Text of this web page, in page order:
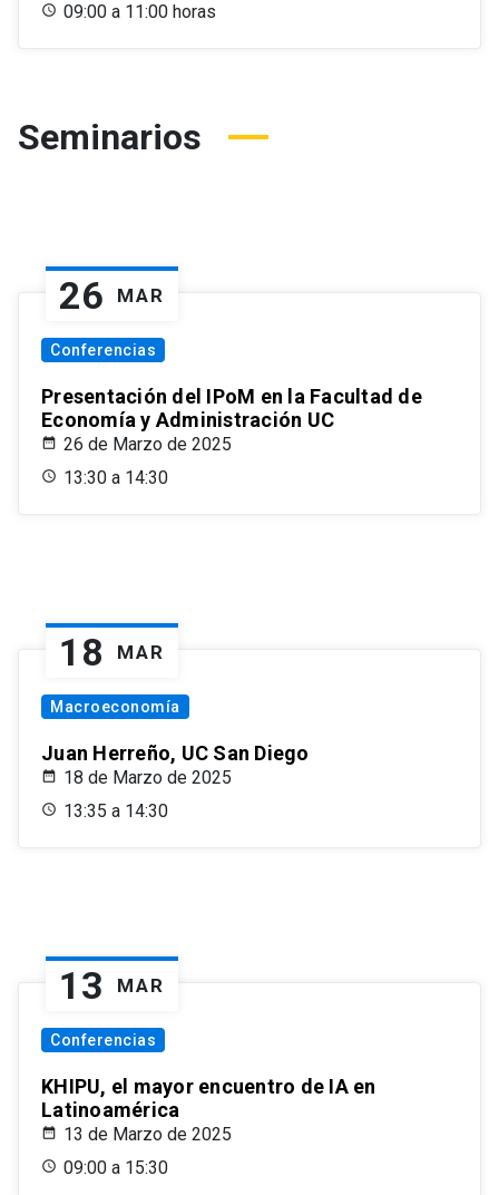
09:00 a 11:00 horas
Seminarios
26 MAR
Conferencias
Presentación del IPoM en la Facultad de
Economía y Administración UC
26 de Marzo de 2025
13:30 a 14:30
18 MAR
Macroeconomía
Juan Herreño, UC San Diego
18 de Marzo de 2025
13:35 a 14:30
13 MAR
Conferencias
KHIPU, el mayor encuentro de IA en
Latinoamérica
13 de Marzo de 2025
09:00 a 15:30